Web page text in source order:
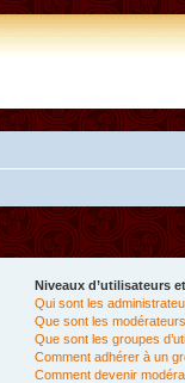
Niveaux d’utilisateurs
Qui sont les
Que sont les
Que sont les groupes
Comment adhérer à un
Comment devenir